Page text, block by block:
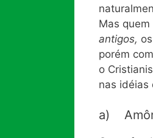
Mas
antigos,
porém
o
nas idéias
a)